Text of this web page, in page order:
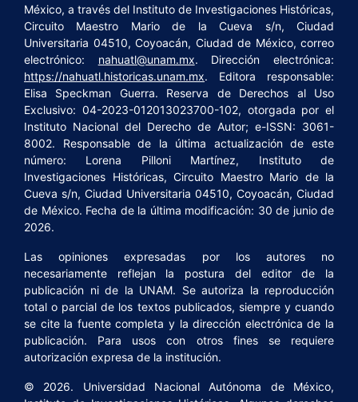
México, a través del Instituto de Investigaciones Históricas,
Circuito Maestro Mario de la Cueva s/n, Ciudad
Universitaria 04510, Coyoacán, Ciudad de México, correo
electrónico: nahuatl@unam.mx. Dirección electrónica:
https://nahuatl.historicas.unam.mx. Editora responsable:
Elisa Speckman Guerra. Reserva de Derechos al Uso
Exclusivo: 04-2023-012013023700-102, otorgada por el
Instituto Nacional del Derecho de Autor; e-ISSN: 3061-
8002. Responsable de la última actualización de este
número: Lorena Pilloni Martínez, Instituto de
Investigaciones Históricas, Circuito Maestro Mario de la
Cueva s/n, Ciudad Universitaria 04510, Coyoacán, Ciudad
de México. Fecha de la última modificación: 30 de junio de
2026.
Las opiniones expresadas por los autores no
necesariamente reflejan la postura del editor de la
publicación ni de la UNAM. Se autoriza la reproducción
total o parcial de los textos publicados, siempre y cuando
se cite la fuente completa y la dirección electrónica de la
publicación. Para usos con otros fines se requiere
autorización expresa de la institución.
© 2026. Universidad Nacional Autónoma de México,